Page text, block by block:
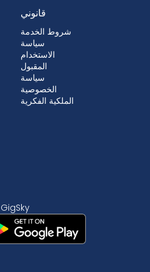
قانوني
شروط الخدمة
سياسة
الاستخدام
المقبول
سياسة
الخصوصية
الملكية الفكرية
تنزيل GigSky